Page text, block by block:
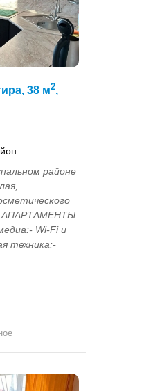
38 м2,
районе
Wi-Fi и
техника:-